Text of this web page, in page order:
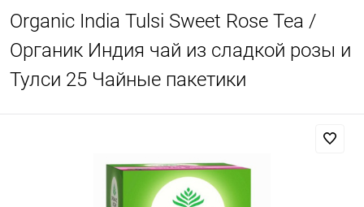
Organic India Tulsi Sweet Rose Tea /
Органик Индия чай из сладкой розы и
Тулси 25 Чайные пакетики